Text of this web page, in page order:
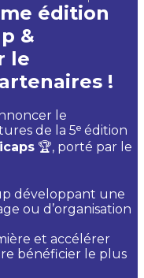
édition
&
le
!
le
de la 5ᵉ édition
🏆, porté par le
développant une
ou d’organisation
et accélérer
bénéficier le plus